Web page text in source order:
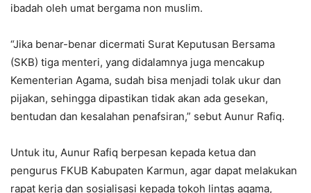
ibadah oleh umat bergama non muslim.
“Jika benar-benar dicermati Surat Keputusan Bersama
(SKB) tiga menteri, yang didalamnya juga mencakup
Kementerian Agama, sudah bisa menjadi tolak ukur dan
pijakan, sehingga dipastikan tidak akan ada gesekan,
bentudan dan kesalahan penafsiran,” sebut Aunur Rafiq.
Untuk itu, Aunur Rafiq berpesan kepada ketua dan
pengurus FKUB Kabupaten Karmun, agar dapat melakukan
rapat kerja dan sosialisasi kepada tokoh lintas agama,